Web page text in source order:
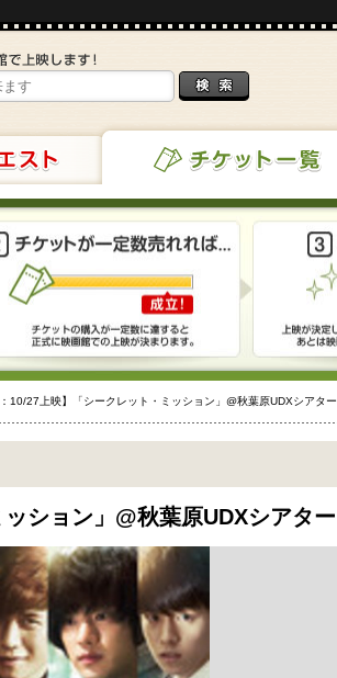
：10/27上映】「シークレット・ミッション」@秋葉原UDXシアター
ション」@秋葉原UDXシアター